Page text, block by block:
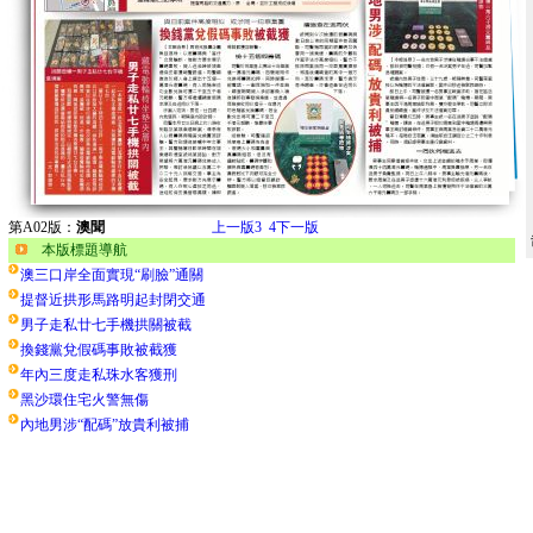
第A02版： 澳聞 上一版3 4下一版
本版標題導航
澳三口岸全面實現“刷臉”通關
提督近拱形馬路明起封閉交通
男子走私廿七手機拱關被截
換錢黨兌假碼事敗被截獲
年內三度走私珠水客獲刑
黑沙環住宅火警無傷
內地男涉“配碼”放貴利被捕